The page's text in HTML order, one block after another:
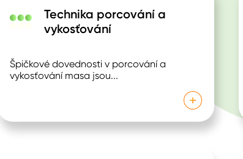
Technika porcování a
vykosťování
Špičkové dovednosti v porcování a
vykosťování masa jsou...